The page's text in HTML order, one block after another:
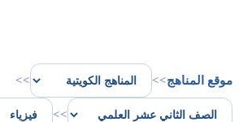
موقع المناهج>>
>>
>>